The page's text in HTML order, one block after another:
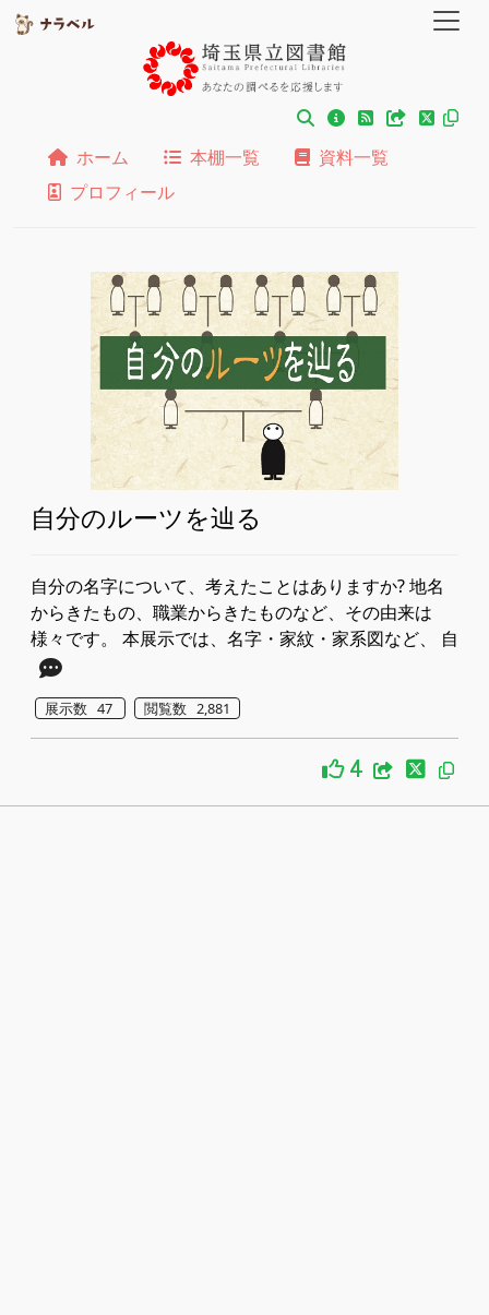
ホーム 本棚一覧
資料一覧
プロフィール
自分のルーツを辿る
自分の名字について、考えたことはありますか? 地名
からきたもの、職業からきたものなど、その由来は
様々です。 本展示では、名字・家紋・家系図など、 自
展示数 47 閲覧数 2,881
4